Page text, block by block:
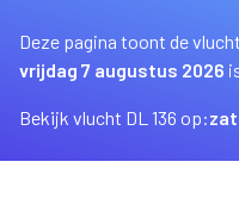
Deze pagina toont de
vrijdag 7 augustus 2026
Bekijk vlucht DL 136 op: